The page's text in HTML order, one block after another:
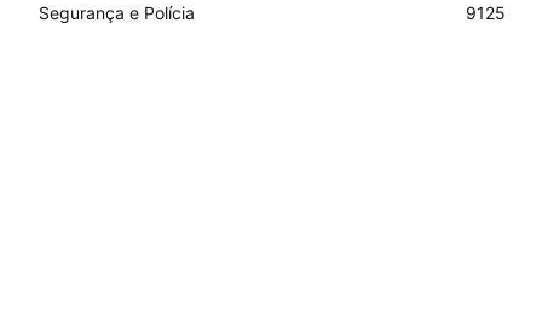
Segurança e Polícia
9125